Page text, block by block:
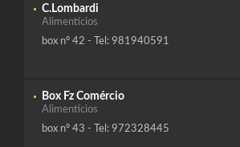
C.Lombardi
Alimentícios
box nº 42 - Tel: 981940591
Box Fz Comércio
Alimentícios
box nº 43 - Tel: 972328445